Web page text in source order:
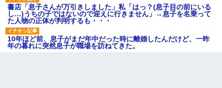
書店「息子さんが万引きしました」私「はっ？(息子目の前にいる
し…)うちの子ではないので迎えに行きません」→息子を名乗って
た人物の正体が判明するも・・・
10年ほど前、息子がまだ年中だった時に離婚したんだけど、一昨
年の暮れに突然息子が職場を訪ねてきた。